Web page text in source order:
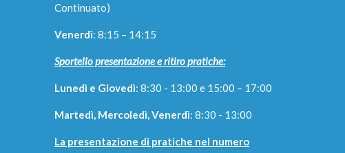
Continuato)
Venerdì: 8:15 – 14:15
Sportello presentazione e ritiro pratiche:
Lunedì e Giovedì: 8:30 - 13:00 e 15:00 – 17:00
Martedì, Mercoledì, Venerdì: 8:30 - 13:00
La presentazione di pratiche nel numero